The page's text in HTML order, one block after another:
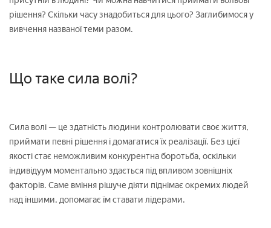
рішення? Скільки часу знадобиться для цього? Заглибимося у
вивчення названої теми разом.
Що таке сила волі?
Сила волі — це здатність людини контролювати своє життя,
приймати певні рішення і домагатися їх реалізації. Без цієї
якості стає неможливим конкурентна боротьба, оскільки
індивідуум моментально здається під впливом зовнішніх
факторів. Саме вміння рішуче діяти піднімає окремих людей
над іншими, допомагає їм ставати лідерами.